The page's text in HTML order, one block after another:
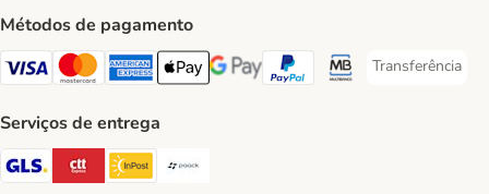
Métodos de pagamento
Visa Payment Method
Mastercard Payment Method
American Express Payment Method
Apple Pay Payment Method
Google Pay Payment Method
PayPal Payment Method
Multibanco Payment
Transferência
Transferência
Serviços de entrega
GLS Shipping Method
CTTExpress Shipping Method
InPost Shipping Method